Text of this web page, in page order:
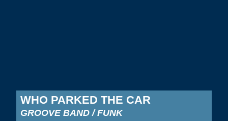
WHO PARKED THE CAR
GROOVE BAND / FUNK